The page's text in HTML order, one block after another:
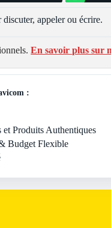
appeler ou écrire.
En savoir plus sur
:
et Produits Authentiques
Budget Flexible